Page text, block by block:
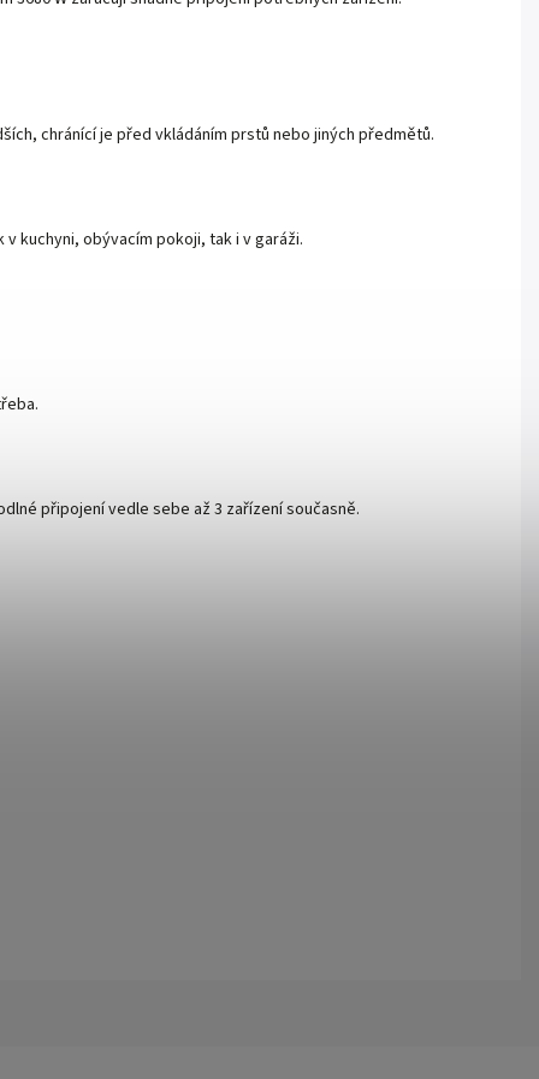
chránící je před vkládáním prstů nebo jiných předmětů.
kuchyni, obývacím pokoji, tak i v garáži.
připojení vedle sebe až 3 zařízení současně.